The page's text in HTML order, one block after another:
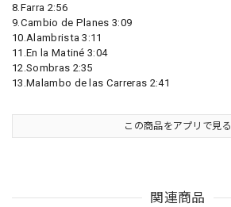
8.Farra 2:56
9.Cambio de Planes 3:09
10.Alambrista 3:11
11.En la Matiné 3:04
12.Sombras 2:35
13.Malambo de las Carreras 2:41
この商品をアプリで見る
関連商品